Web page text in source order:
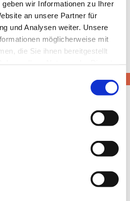
wir Informationen zu Ihrer
an unsere Partner für
und Analysen weiter. Unsere
möglicherweise mit
die Sie ihnen bereitgestellt
» Psychosomatik»
Behandlungskonzept